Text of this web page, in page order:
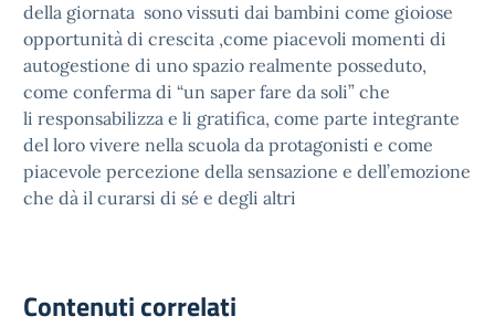
della giornata sono vissuti dai bambini come gioiose
opportunità di crescita ,come piacevoli momenti di
autogestione di uno spazio realmente posseduto,
come conferma di “un saper fare da soli” che
li responsabilizza e li gratifica, come parte integrante
del loro vivere nella scuola da protagonisti e come
piacevole percezione della sensazione e dell’emozione
che dà il curarsi di sé e degli altri
Contenuti correlati